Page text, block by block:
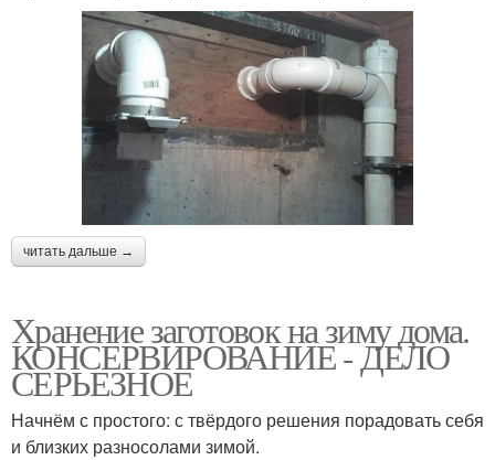
читать дальше →
Хранение заготовок на зиму дома.
КОНСЕРВИРОВАНИЕ - ДЕЛО
СЕРЬЕЗНОЕ
Начнём с простого: с твёрдого решения порадовать себя
и близких разносолами зимой.